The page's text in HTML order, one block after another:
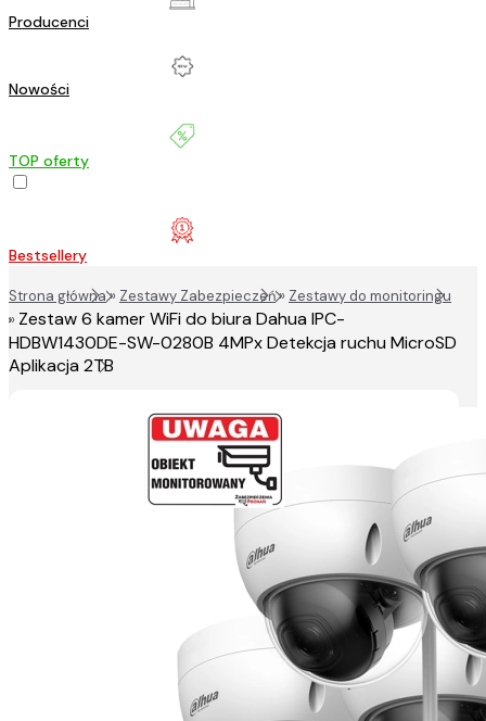
Producenci
Nowości
TOP oferty
Bestsellery
Strona główna» Zestawy Zabezpieczeń» Zestawy do monitoringu
» Zestaw 6 kamer WiFi do biura Dahua IPC-
HDBW1430DE-SW-0280B 4MPx Detekcja ruchu MicroSD
Aplikacja 2TB